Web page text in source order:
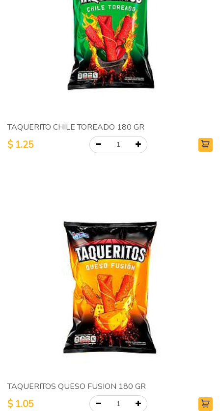
TAQUERITO CHILE TOREADO 180 GR
$ 1.25
TAQUERITOS QUESO FUSION 180 GR
$ 1.05